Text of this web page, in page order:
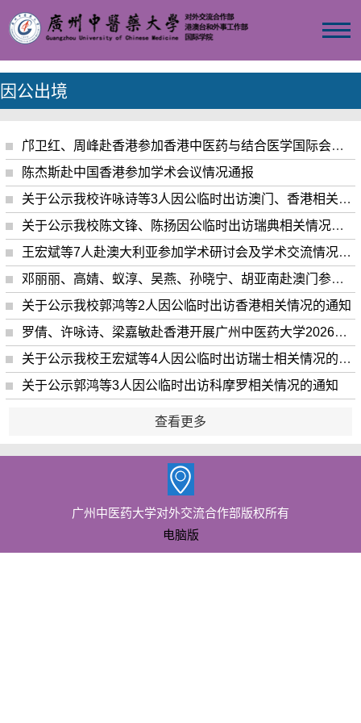
因公出境
邝卫红、周峰赴香港参加香港中医药与结合医学国际会议情况通报
陈杰斯赴中国香港参加学术会议情况通报
关于公示我校许咏诗等3人因公临时出访澳门、香港相关情况的通知
关于公示我校陈文锋、陈扬因公临时出访瑞典相关情况的通知
王宏斌等7人赴澳大利亚参加学术研讨会及学术交流情况通报
邓丽丽、高婧、蚁淳、吴燕、孙晓宁、胡亚南赴澳门参加《老龄照护高级研修班》（第4期）培训班汇报交流结业典礼情况通报
关于公示我校郭鸿等2人因公临时出访香港相关情况的通知
罗倩、许咏诗、梁嘉敏赴香港开展广州中医药大学2026年港澳台自主招生（插班试读）线下面试情况通报
关于公示我校王宏斌等4人因公临时出访瑞士相关情况的通知
关于公示郭鸿等3人因公临时出访科摩罗相关情况的通知
查看更多
广州中医药大学对外交流合作部版权所有
电脑版